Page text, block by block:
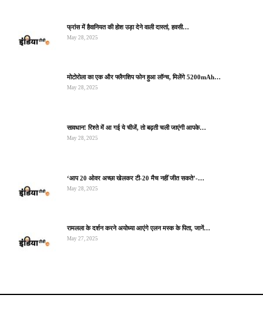
फ्रांस में हैवानियत की होश उड़ा देने वाली दास्तां, हवसी…
May 28, 2025
मोटोरोला का एक और फ्लैगशिप फोन हुआ लॉन्च, मिलेंगे 5200mAh…
May 28, 2025
सावधान! रिश्ते में आ गई ये चीजें, तो बढ़ती चली जाएंगी आपके…
May 28, 2025
‘आप 20 ओवर अच्छा खेलकर टी-20 मैच नहीं जीत सकते’-…
May 28, 2025
रामलला के दर्शन करने अयोध्या आएंगे एलन मस्क के पिता, जानें…
May 27, 2025